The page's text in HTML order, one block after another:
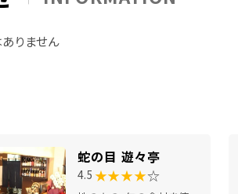
りません
蛇の目 遊々亭
4.5 ★★★★☆